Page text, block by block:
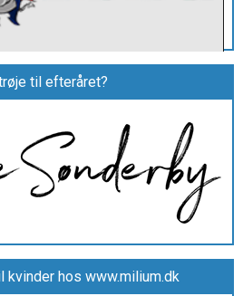
til efteråret?
kvinder hos www.milium.dk